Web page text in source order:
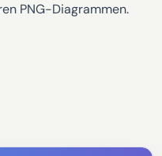
PNG-Diagrammen.